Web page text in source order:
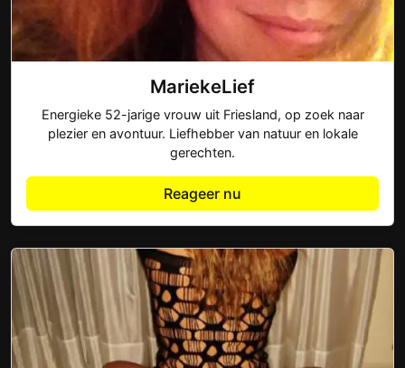
MariekeLief
Energieke 52-jarige vrouw uit Friesland, op zoek naar
plezier en avontuur. Liefhebber van natuur en lokale
gerechten.
Reageer nu